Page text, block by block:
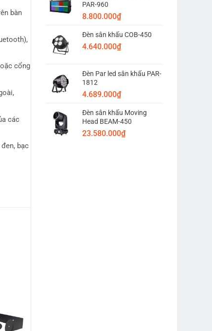
PAR-960
8.800.000₫
Đèn sân khấu COB-450
4.640.000₫
Đèn Par led sân khấu PAR-
1812
4.689.000₫
Đèn sân khấu Moving
Head BEAM-450
23.580.000₫
bàn
cổng
các
bạc